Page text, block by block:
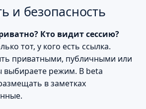
и безопасность
Кто видит сессию?
тот, у кого есть ссылка.
приватными, публичными или
режим. В beta
в заметках